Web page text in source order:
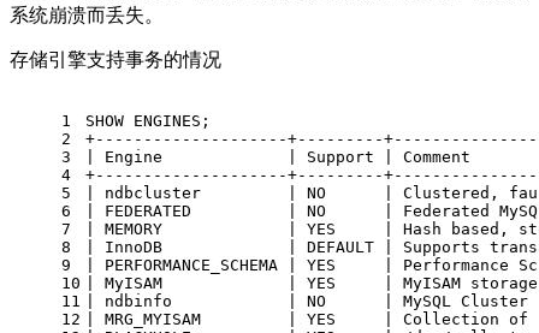
系统崩溃而丢失。
存储引擎支持事务的情况
1
2
3
4
5
6
7
8
9
10
11
12
SHOW ENGINES;
+--------------------+---------
Engine Support
+--------------------+---------
ndbcluster NO
Clustered,
FEDERATED NO
MEMORY YES
Hash based,
InnoDB DEFAULT
Supports
PERFORMANCE_SCHEMA YES
MyISAM YES
ndbinfo NO MySQL Cluster
MRG_MYISAM YES Collection of